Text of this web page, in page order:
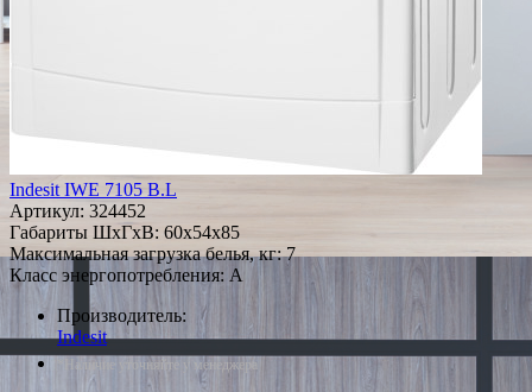
Indesit IWE 7105 B.L
Артикул: 324452
Габариты ШxГxВ: 60x54x85
Максимальная загрузка белья, кг: 7
Класс энергопотребления: A
Производитель:
Indesit
*Наличие уточняйте у менеджера